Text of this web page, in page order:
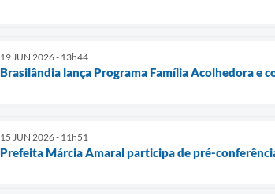
19 JUN 2026 - 13h44
Brasilândia lança Programa Família Acolhedora e
15 JUN 2026 - 11h51
Prefeita Márcia Amaral participa de pré-